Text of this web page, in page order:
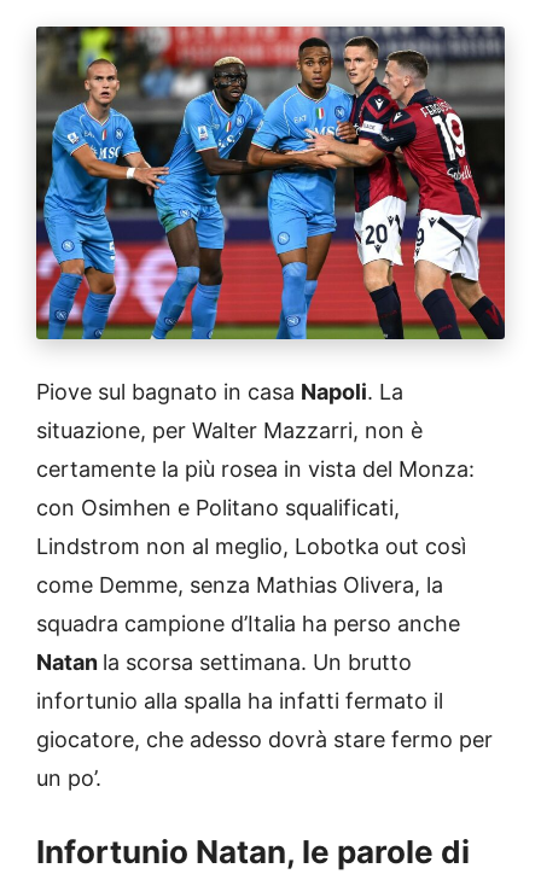
Piove sul bagnato in casa Napoli. La
situazione, per Walter Mazzarri, non è
certamente la più rosea in vista del Monza:
con Osimhen e Politano squalificati,
Lindstrom non al meglio, Lobotka out così
come Demme, senza Mathias Olivera, la
squadra campione d’Italia ha perso anche
Natan la scorsa settimana. Un brutto
infortunio alla spalla ha infatti fermato il
giocatore, che adesso dovrà stare fermo per
un po’.
Infortunio Natan, le parole di